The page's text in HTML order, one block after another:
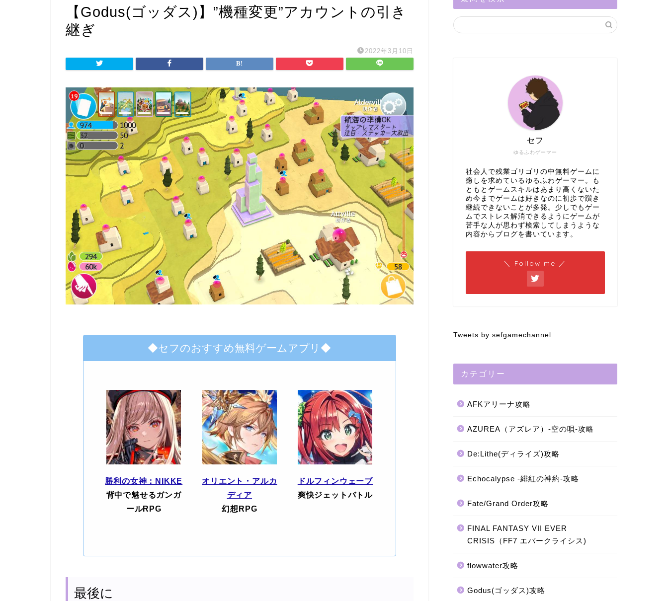
【Godus(ゴッダス)】”機種変更”アカウントの引き
継ぎ
2022年3月10日
◆セフのおすすめ無料ゲームアプリ◆
勝利の女神：NIKKE
背中で魅せるガンガ
ールRPG
オリエント・アルカ
ディア
幻想RPG
ドルフィンウェーブ
爽快ジェットバトル
最後に
ゆるふわゲーマー
セフ
社会人で残業ゴリゴリの中無料ゲームに
癒しを求めているゆるふわゲーマー。も
ともとゲームスキルはあまり高くないた
め今までゲームは好きなのに初歩で躓き
継続できないことが多発。少しでもゲー
ムでストレス解消できるようにゲームが
苦手な人が思わず検索してしまうような
内容からブログを書いています。
＼ Follow me ／
Tweets by sefgamechannel
カテゴリー
AFKアリーナ攻略
AZUREA（アズレア）-空の唄-攻略
De:Lithe(ディライズ)攻略
Echocalypse -緋紅の神約-攻略
Fate/Grand Order攻略
FINAL FANTASY VII EVER
CRISIS（FF7 エバークライシス)
flowwater攻略
Godus(ゴッダス)攻略